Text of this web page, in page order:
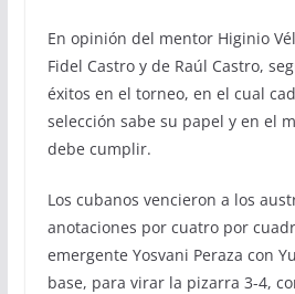
En opinión del mentor Higinio
Fidel Castro y de Raúl Castro,
éxitos en el torneo, en el cual
selección sabe su papel y en el
debe cumplir.
Los cubanos vencieron a los
anotaciones por cuatro por
emergente Yosvani Peraza con
base, para virar la pizarra 3-4,